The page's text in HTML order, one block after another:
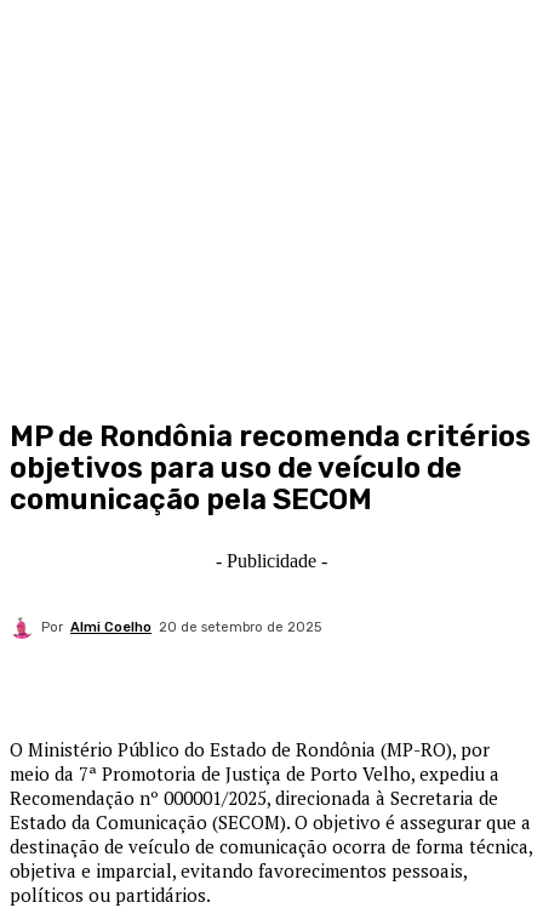
MP de Rondônia recomenda critérios
objetivos para uso de veículo de
comunicação pela SECOM
- Publicidade -
Por Almi Coelho 20 de setembro de 2025
O Ministério Público do Estado de Rondônia (MP-RO), por
meio da 7ª Promotoria de Justiça de Porto Velho, expediu a
Recomendação nº 000001/2025, direcionada à Secretaria de
Estado da Comunicação (SECOM). O objetivo é assegurar que a
destinação de veículo de comunicação ocorra de forma técnica,
objetiva e imparcial, evitando favorecimentos pessoais,
políticos ou partidários.